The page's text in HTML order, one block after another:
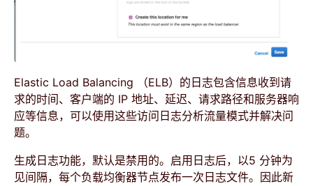
Elastic Load Balancing （ELB）的日志包含信息收到请
求的时间、客户端的 IP 地址、延迟、请求路径和服务器响
应等信息，可以使用这些访问日志分析流量模式并解决问
题。
生成日志功能，默认是禁用的。启用日志后，以5 分钟为
见间隔，每个负载均衡器节点发布一次日志文件。因此新